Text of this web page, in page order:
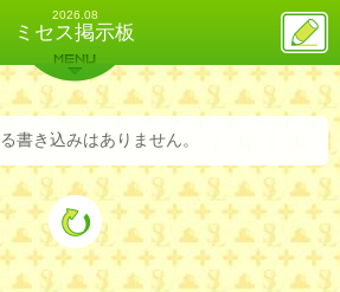
2026.08
ミセス掲示板
ス
投
稿
詳細検索 ランキング
MENU
書き込みはありません。